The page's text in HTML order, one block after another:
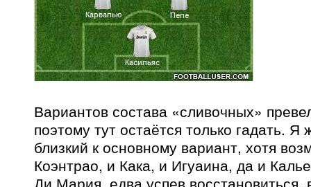
Вариантов состава «сливочных»
поэтому тут остаётся только гадать.
близкий к основному вариант, хотя
Коэнтрао, и Кака, и Игуаина, да и
Ди Мария, едва успев восстановиться,